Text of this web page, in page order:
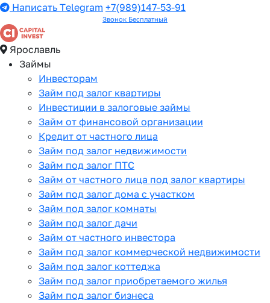
Написать Telegram +7(989)147-53-91
Звонок Бесплатный
Ярославль
Займы
Инвесторам
Займ под залог квартиры
Инвестиции в залоговые займы
Займ от финансовой организации
Кредит от частного лица
Займ под залог недвижимости
Займ под залог ПТС
Займ от частного лица под залог квартиры
Займ под залог дома с участком
Займ под залог комнаты
Займ под залог дачи
Займ от частного инвестора
Займ под залог коммерческой недвижимости
Займ под залог коттеджа
Займ под залог приобретаемого жилья
Займ под залог бизнеса